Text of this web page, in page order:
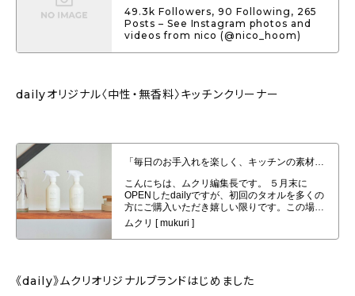
49.3k Followers, 90 Following, 265
Posts – See Instagram photos and
videos from nico (@nico_hoom)
dailyオリジナル〈中性・無香料〉キッチンクリーナー
「毎日のお手入れを楽しく、キッチンの素材へ優しく、安心を」dailyオリジナ
ル〈中性・無香料〉キッチンクリーナー
《daily》ムクリオリジナルブランドはじめました